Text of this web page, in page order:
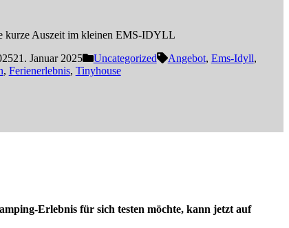
kurze Auszeit im kleinen EMS-IDYLL
21. Januar 2025 Uncategorized Angebot, Ems-Idyll,
, Ferienerlebnis, Tinyhouse
Erlebnis für sich testen möchte, kann jetzt auf